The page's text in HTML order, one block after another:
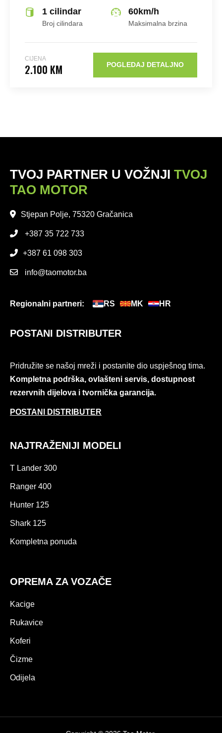
1 cilindar
Broj cilindara
60km/h
Maksimalna brzina
CIJENA
2.100 KM POGLEDAJ DETALJNO
TVOJ PARTNER U VOŽNJI TVOJ
TAO MOTOR
Stjepan Polje, 75320 Gračanica
+387 35 722 733
+387 61 098 303
info@taomotor.ba
Regionalni partneri: RS MK HR
POSTANI DISTRIBUTER
Pridružite se našoj mreži i postanite dio uspješnog tima.
Kompletna podrška, ovlašteni servis, dostupnost
rezervnih dijelova i tvornička garancija.
POSTANI DISTRIBUTER
NAJTRAŽENIJI MODELI
T Lander 300
Ranger 400
Hunter 125
Shark 125
Kompletna ponuda
OPREMA ZA VOZAČE
Kacige
Rukavice
Koferi
Čizme
Odijela